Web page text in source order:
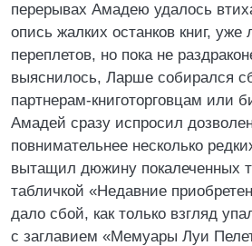
перерывах Амадею удалось
опись жалких останков книг,
переплетов, но пока не
выяснилось, Ларше собирался
партнерам-книготорговцам или
Амадей сразу испросил
повнимательнее несколько
вытащил дюжину покалеченных
табличкой «Недавние
дало сбой, как только взгляд
с заглавием «Мемуары Луи